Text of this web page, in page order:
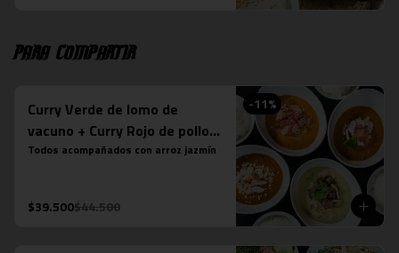
Para compartir
-11%
Curry Verde de lomo de
vacuno + Curry Rojo de pollo +
Curry Panang + Curry
Todos acompañados con arroz jazmín
$39.500$44.500